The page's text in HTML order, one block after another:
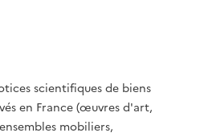
scientifiques de biens
en France (œuvres d'art,
mobiliers,